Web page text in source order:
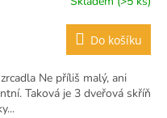
M
A
Do košíku
Ne příliš malý, ani
Taková je 3 dveřová skříň